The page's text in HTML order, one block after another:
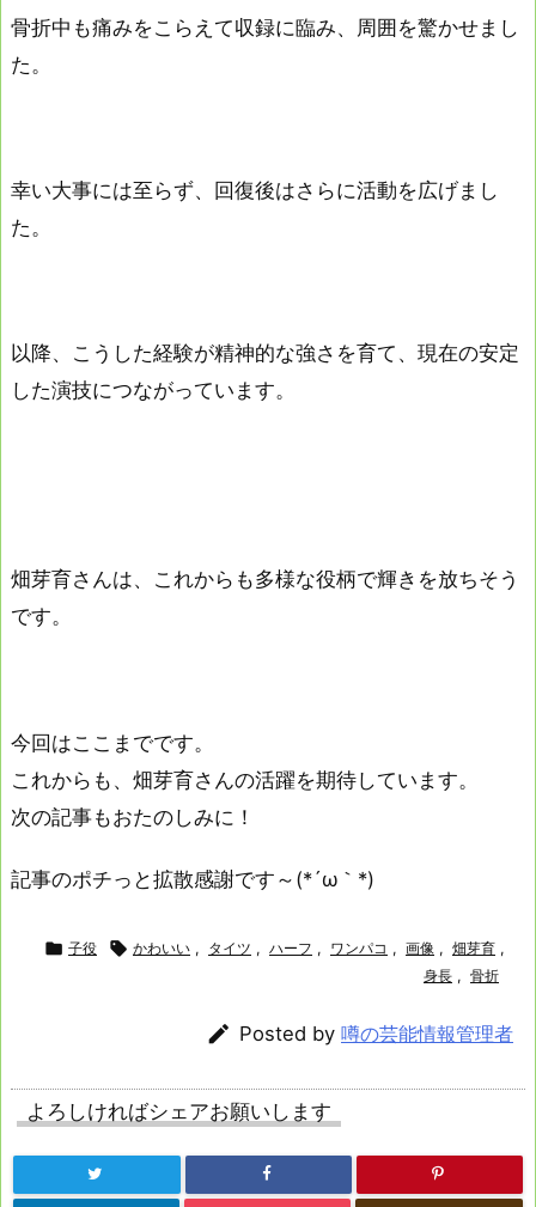
骨折中も痛みをこらえて収録に臨み、周囲を驚かせまし
た。
幸い大事には至らず、回復後はさらに活動を広げまし
た。
以降、こうした経験が精神的な強さを育て、現在の安定
した演技につながっています。
畑芽育さんは、これからも多様な役柄で輝きを放ちそう
です。
今回はここまでです。
これからも、畑芽育さんの活躍を期待しています。
次の記事もおたのしみに！
記事のポチっと拡散感謝です～(*´ω｀*)
 子役  かわいい , タイツ , ハーフ , ワンパコ , 画像 , 畑芽育 ,
身長 , 骨折
 Posted by 噂の芸能情報管理者
よろしければシェアお願いします